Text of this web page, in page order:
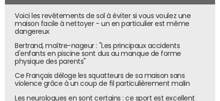
Voici les revêtements de sol à éviter si vous voulez une
maison facile à nettoyer - un en particulier est même
dangereux
Bertrand, maître-nageur : "Les principaux accidents
d'enfants en piscine sont dus au manque de forme
physique des parents"
Ce Français déloge les squatteurs de sa maison sans
violence grâce à un coup de fil particulièrement malin
Les neurologues en sont certains : ce sport est excellent